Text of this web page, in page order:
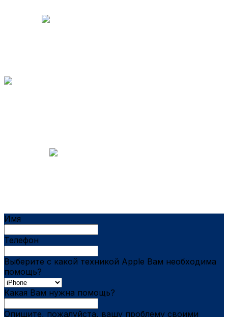
Имя
Телефон
Выберите с какой техникой Apple Вам необходима
помощь?
Какая Вам нужна помощь?
Опишите, пожалуйста, вашу проблему своими